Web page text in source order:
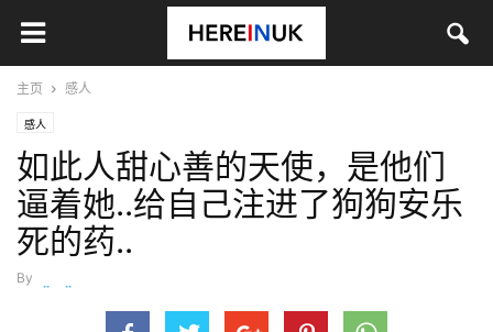
主页 感人
感人
如此人甜心善的天使，是他们
逼着她..给自己注进了狗狗安乐
死的药..
By
wanjiaojiao